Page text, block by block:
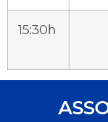
15:30h